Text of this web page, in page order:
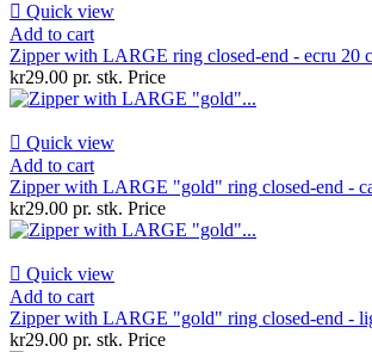
 Quick view
Add to cart
Zipper with LARGE ring closed-end - ecru 20
kr29.00 pr. stk. Price
 Quick view
Add to cart
Zipper with LARGE "gold" ring closed-end -
kr29.00 pr. stk. Price
 Quick view
Add to cart
Zipper with LARGE "gold" ring closed-end -
kr29.00 pr. stk. Price